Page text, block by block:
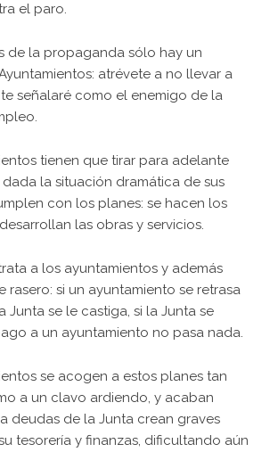
el paro.
de la propaganda sólo hay un
atrévete a no llevar a
señalaré como el enemigo de la
tienen que tirar para adelante
la situación dramática de sus
con los planes: se hacen los
las obras y servicios.
a los ayuntamientos y además
rasero: si un ayuntamiento se retrasa
Junta se le castiga, si la Junta se
a un ayuntamiento no pasa nada.
se acogen a estos planes tan
a un clavo ardiendo, y acaban
deudas de la Junta crean graves
tesorería y finanzas, dificultando aún